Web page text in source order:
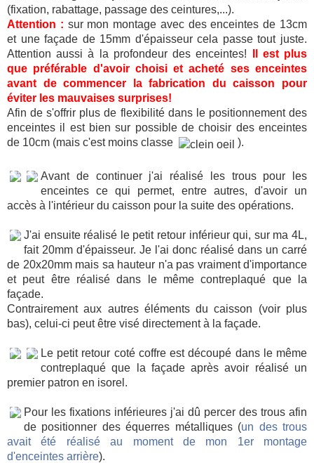
(fixation, rabattage, passage des ceintures,...).
Attention : sur mon montage avec des enceintes de 13cm
et une façade de 15mm d'épaisseur cela passe tout juste.
Attention aussi à la profondeur des enceintes!
Il est plus
que préférable d'avoir choisi et acheté ses enceintes
avant de commencer la fabrication du caisson pour
éviter les mauvaises surprises!
Afin de s'offrir plus de flexibilité dans le positionnement des
enceintes il est bien sur possible de choisir des enceintes
de 10cm (mais c'est moins classe
).
Avant de continuer j'ai réalisé les trous pour les
enceintes ce qui permet, entre autres, d'avoir un
accès à l'intérieur du caisson pour la suite des opérations.
J'ai ensuite réalisé le petit retour inférieur qui, sur ma 4L,
fait 20mm d'épaisseur. Je l'ai donc réalisé dans un carré
de 20x20mm mais sa hauteur n'a pas vraiment d'importance
et peut être réalisé dans le même contreplaqué que la
façade.
Contrairement aux autres éléments du caisson (voir plus
bas), celui-ci peut être visé directement à la façade.
Le petit retour coté coffre est découpé dans le même
contreplaqué que la façade après avoir réalisé un
premier patron en isorel.
Pour les fixations inférieures j'ai dû percer des trous afin
de positionner des équerres métalliques (un des trous
avait été réalisé au moment de mon 1er montage
d'enceintes arrière).